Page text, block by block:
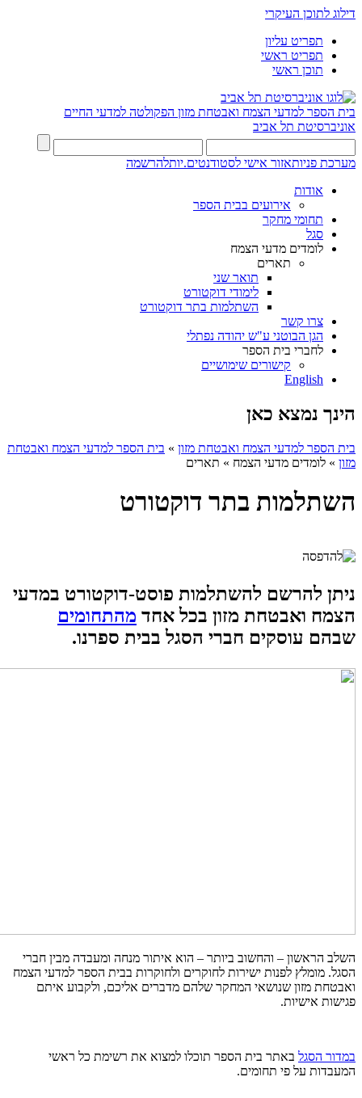
דילוג לתוכן העיקרי
תפריט עליון
תפריט ראשי
תוכן ראשי
בית הספר למדעי הצמח ואבטחת מזון הפקולטה למדעי החיים
אוניברסיטת תל אביב
מערכת פניותאזור אישי לסטודנטים.יותלהרשמה
אודות
אירועים בבית הספר
תחומי מחקר
סגל
לומדים מדעי הצמח
תארים
תואר שני
לימודי דוקטורט
השתלמות בתר דוקטורט
צרו קשר
הגן הבוטני ע"ש יהודה נפתלי
לחברי בית הספר
קישורים שימושיים
English
הינך נמצא כאן
בית הספר למדעי הצמח ואבטחת מזון » בית הספר למדעי הצמח ואבטחת
מזון » לומדים מדעי הצמח » תארים
השתלמות בתר דוקטורט
ניתן להרשם להשתלמות פוסט-דוקטורט במדעי
הצמח ואבטחת מזון בכל אחד מהתחומים
שבהם עוסקים חברי הסגל בבית ספרנו.
השלב הראשון – והחשוב ביותר – הוא איתור מנחה ומעבדה מבין חברי
הסגל. מומלץ לפנות ישירות לחוקרים ולחוקרות בבית הספר למדעי הצמח
ואבטחת מזון שנושאי המחקר שלהם מדברים אליכם, ולקבוע איתם
פגישות אישיות.
במדור הסגל באתר בית הספר תוכלו למצוא את רשימת כל ראשי
המעבדות על פי תחומים.